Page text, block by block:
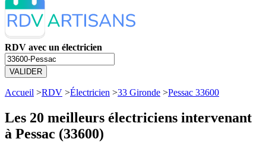
RDV avec un électricien
VALIDER
Accueil >RDV >Électricien >33 Gironde >Pessac 33600
Les 20 meilleurs électriciens intervenant
à Pessac (33600)